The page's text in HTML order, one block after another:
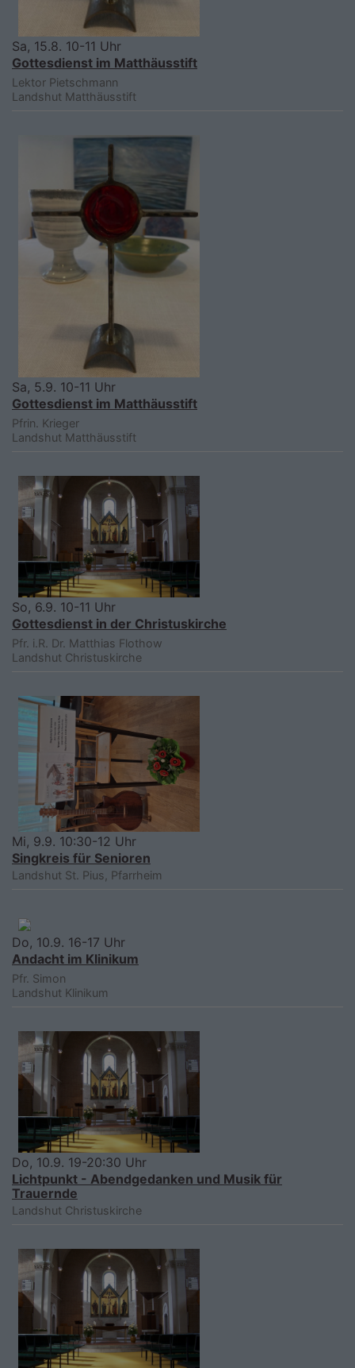
Sa, 15.8. 10-11 Uhr
Gottesdienst im Matthäusstift
Lektor Pietschmann
Landshut Matthäusstift
Sa, 5.9. 10-11 Uhr
Gottesdienst im Matthäusstift
Pfrin. Krieger
Landshut Matthäusstift
So, 6.9. 10-11 Uhr
Gottesdienst in der Christuskirche
Pfr. i.R. Dr. Matthias Flothow
Landshut Christuskirche
Mi, 9.9. 10:30-12 Uhr
Singkreis für Senioren
Landshut St. Pius, Pfarrheim
Do, 10.9. 16-17 Uhr
Andacht im Klinikum
Pfr. Simon
Landshut Klinikum
Do, 10.9. 19-20:30 Uhr
Lichtpunkt - Abendgedanken und Musik für
Trauernde
Landshut Christuskirche